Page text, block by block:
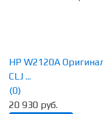
HP W2120A
CLJ ...
(0)
20 930 руб.